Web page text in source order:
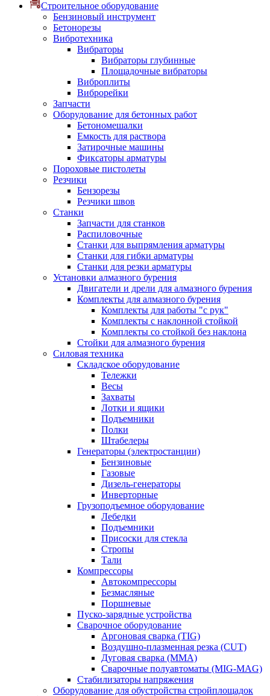
Строительное оборудование
Бензиновый инструмент
Бетонорезы
Вибротехника
Вибраторы
Вибраторы глубинные
Площадочные вибраторы
Виброплиты
Виброрейки
Запчасти
Оборудование для бетонных работ
Бетономешалки
Емкость для раствора
Затирочные машины
Фиксаторы арматуры
Пороховые пистолеты
Резчики
Бензорезы
Резчики швов
Станки
Запчасти для станков
Распиловочные
Станки для выпрямления арматуры
Станки для гибки арматуры
Станки для резки арматуры
Установки алмазного бурения
Двигатели и дрели для алмазного бурения
Комплекты для алмазного бурения
Комплекты для работы "с рук"
Комплекты с наклонной стойкой
Комплекты со стойкой без наклона
Стойки для алмазного бурения
Силовая техника
Складское оборудование
Тележки
Весы
Захваты
Лотки и ящики
Подъемники
Полки
Штабелеры
Генераторы (электростанции)
Бензиновые
Газовые
Дизель-генераторы
Инверторные
Грузоподъемное оборудование
Лебедки
Подъемники
Присоски для стекла
Стропы
Тали
Компрессоры
Автокомпрессоры
Безмасляные
Поршневые
Пуско-зарядные устройства
Сварочное оборудование
Аргоновая сварка (TIG)
Воздушно-плазменная резка (CUT)
Дуговая сварка (ММА)
Сварочные полуавтоматы (MIG-MAG)
Стабилизаторы напряжения
Оборудование для обустройства стройплощадок